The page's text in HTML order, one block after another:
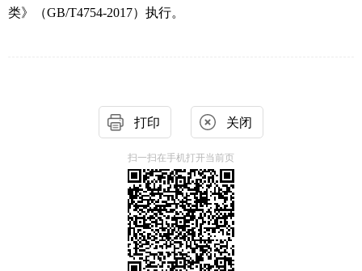
类》（GB/T4754-2017）执行。
打印 关闭
扫一扫在手机打开当前页